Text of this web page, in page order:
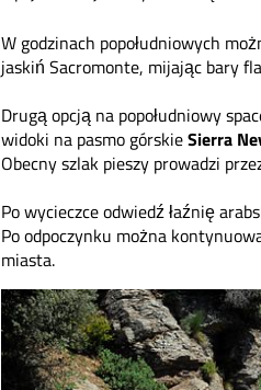
W godzinach popołudniowych
jaskiń Sacromonte, mijając bary
Drugą opcją na popołudniowy
widoki na pasmo górskieSierra
Obecny szlak pieszy prowadzi
Po wycieczce odwiedź łaźnię
Po odpoczynku można
miasta.